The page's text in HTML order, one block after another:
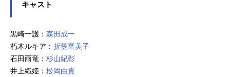
キャスト
黒崎一護： 森田成一
朽木ルキア： 折笠富美子
石田雨竜： 杉山紀彰
井上織姫： 松岡由貴